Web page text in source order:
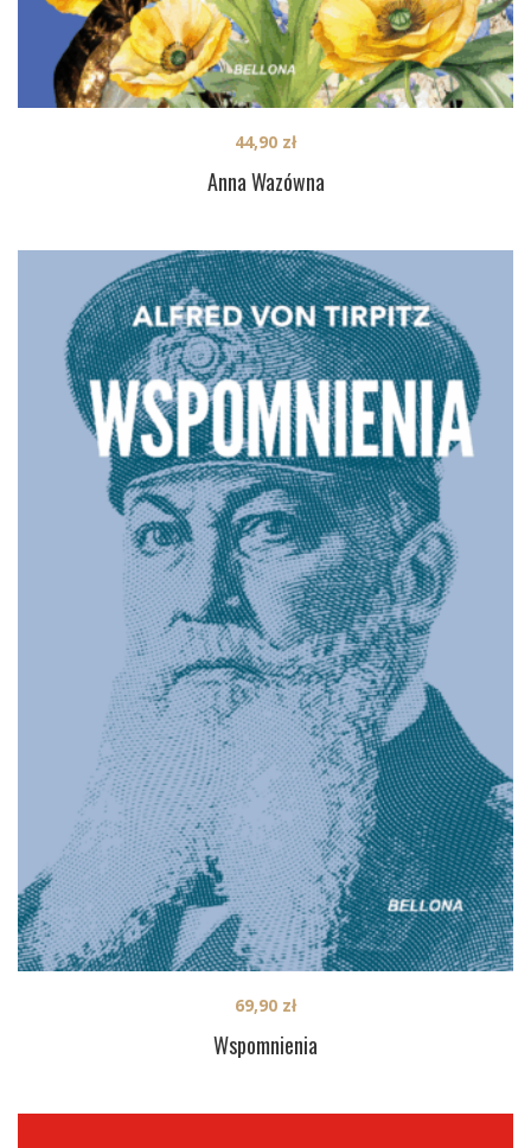
Anna Wazówna
44,90 zł
Wspomnienia
69,90 zł